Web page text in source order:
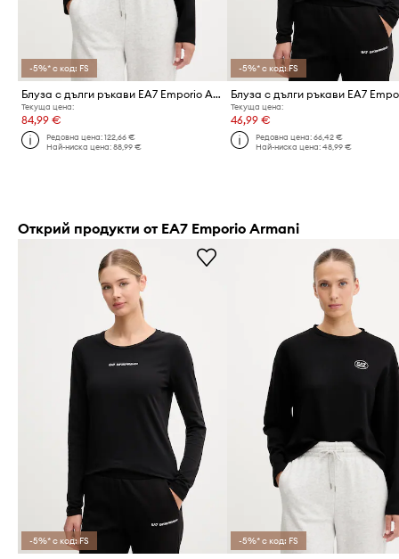
-5%* с код: FS
Блуза с дълги ръкави EA7 Emporio Armani
Текуща цена:
84,99 €
Редовна цена:122,66 €
Най-ниска цена:88,99 €
-5%* с код: FS
Текуща цена:
46,99 €
Редовна цена: 66,42 €
Най-ниска цена: 48,99 €
Открий продукти от EA7 Emporio Armani
-5%* с код: FS -5%* с код: FS